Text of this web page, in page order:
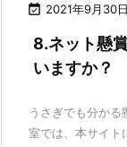
 2021年9月30日
8.ネット懸
いますか？
うさぎでも分か
室では、本サイト